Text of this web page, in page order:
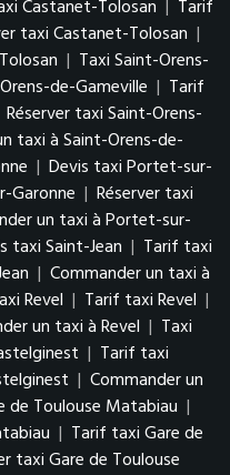
Castanet-Tolosan
Tarif
taxi Castanet-Tolosan |
| Taxi Saint-Orens-
de-Gameville | Tarif
Réserver taxi Saint-Orens-
taxi à Saint-Orens-de-
| Devis taxi Portet-sur-
Garonne | Réserver taxi
un taxi à Portet-sur-
taxi Saint-Jean | Tarif taxi
| Commander un taxi à
Revel | Tarif taxi Revel |
un taxi à Revel | Taxi
| Tarif taxi
| Commander un
de Toulouse Matabiau |
| Tarif taxi Gare de
taxi Gare de Toulouse